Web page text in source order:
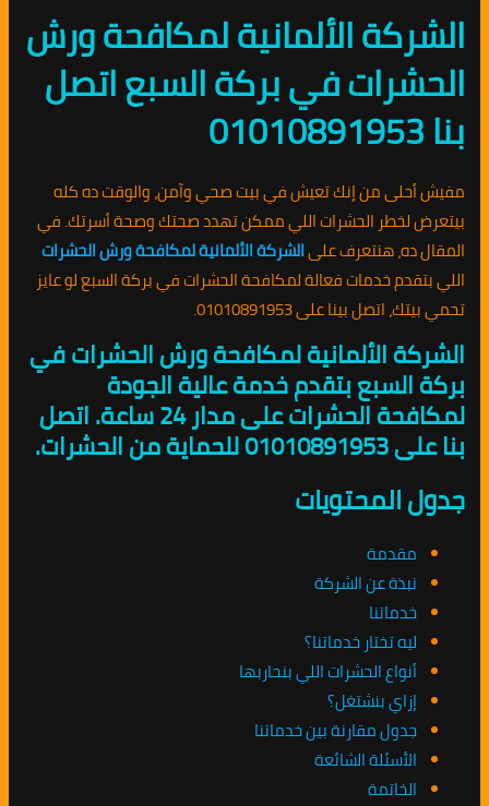
الشركة الألمانية لمكافحة ورش
الحشرات في بركة السبع اتصل
بنا 01010891953
مفيش أحلى من إنك تعيش في بيت صحي وآمن، والوقت ده كله
بيتعرض لخطر الحشرات اللي ممكن تهدد صحتك وصحة أسرتك. في
المقال ده، هنتعرف علىالشركة الألمانية لمكافحة ورش الحشرات
اللي بتقدم خدمات فعالة لمكافحة الحشرات في بركة السبع لو عايز
تحمي بيتك، اتصل بينا على 01010891953.
الشركة الألمانية لمكافحة ورش الحشرات في
بركة السبع بتقدم خدمة عالية الجودة
لمكافحة الحشرات على مدار 24 ساعة. اتصل
بنا على 01010891953 للحماية من الحشرات.
جدول المحتويات
مقدمة
نبذة عن الشركة
خدماتنا
ليه تختار خدماتنا؟
أنواع الحشرات اللي بنحاربها
إزاي بنشتغل؟
جدول مقارنة بين خدماتنا
الأسئلة الشائعة
الخاتمة